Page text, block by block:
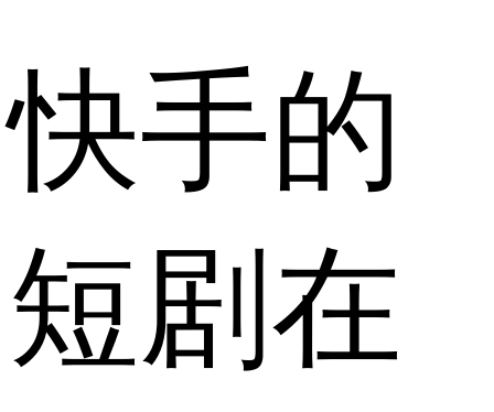
快手的
短剧在